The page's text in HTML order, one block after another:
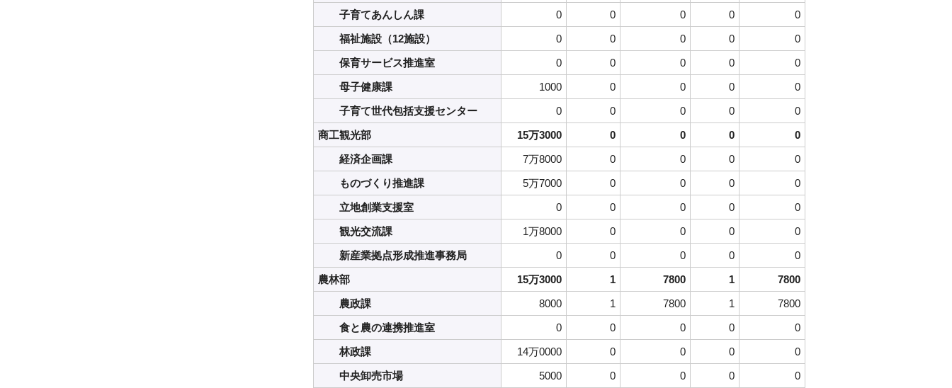
子育てあんしん課
0 0 0 0
0
福祉施設（12施設）
0 0 0 0
0
保育サービス推進室
0 0 0 0
0
母子健康課
1000 0 0 0
0
子育て世代包括支援センター
0 0 0 0
0
商工観光部
15万3000 0 0 0
0
経済企画課
7万8000 0 0 0
0
ものづくり推進課
5万7000 0 0 0
0
立地創業支援室
0 0 0 0
0
観光交流課
1万8000 0 0 0
0
新産業拠点形成推進事務局
0 0 0 0
0
農林部
15万3000 1 7800 1
7800
農政課
8000 1 7800 1
7800
食と農の連携推進室
0 0 0 0
0
林政課
14万0000 0 0 0
0
中央卸売市場
5000 0 0 0 0